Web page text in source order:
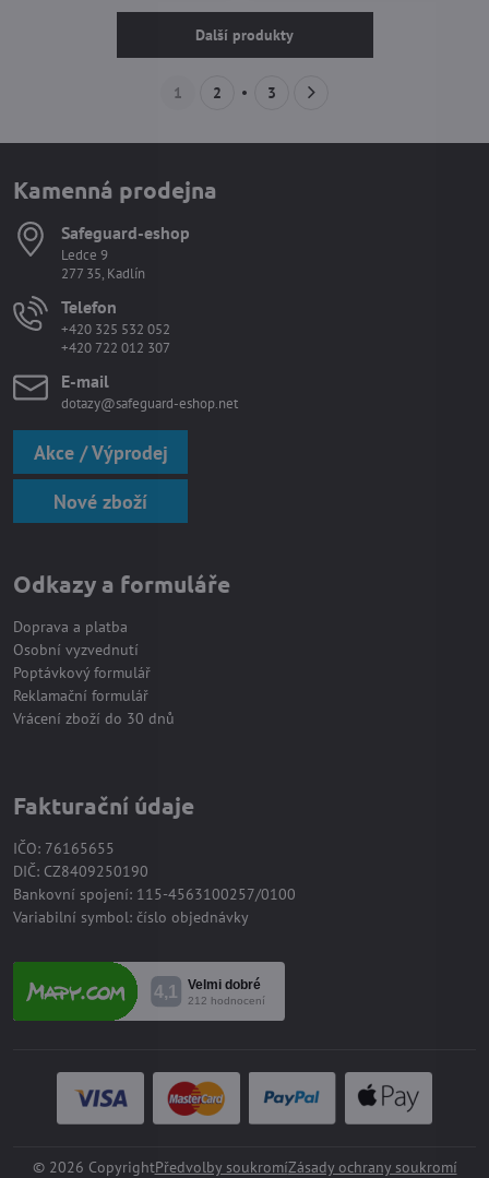
Další produkty
1 2 3
Kamenná prodejna
Safeguard-eshop
Ledce 9
277 35, Kadlín
Telefon
+420 325 532 052
+420 722 012 307
E-mail
dotazy@safeguard-eshop.net
Akce / Výprodej
Nové zboží
Odkazy a formuláře
Doprava a platba
Osobní vyzvednutí
Poptávkový formulář
Reklamační formulář
Vrácení zboží do 30 dnů
Fakturační údaje
IČO: 76165655
DIČ: CZ8409250190
Bankovní spojení: 115-4563100257/0100
Variabilní symbol: číslo objednávky
© 2026 CopyrightPředvolby soukromíZásady ochrany soukromí